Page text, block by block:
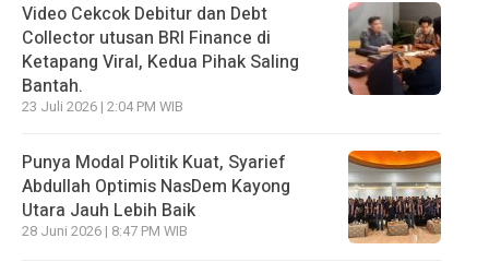
Video Cekcok Debitur dan Debt
Collector utusan BRI Finance di
Ketapang Viral, Kedua Pihak Saling
Bantah.
23 Juli 2026 | 2:04 PM WIB
Punya Modal Politik Kuat, Syarief
Abdullah Optimis NasDem Kayong
Utara Jauh Lebih Baik
28 Juni 2026 | 8:47 PM WIB